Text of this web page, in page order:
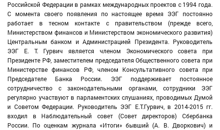
Российской Федерации в рамках международных проектов с 1994 года.
С момента своего появления по настоящее время ЭЭГ постоянно
работает в тесном контакте с правительством (прежде всего,
Министерством финансов и Министерством экономического развития)
Центральным банком и Администрацией Президента. Руководитель
ЭЭГ Е. Т. Гурвич является членом Экономического совета при
Президенте РФ, заместителем председателя Общественного совета при
Министерстве финансов РФ, членом Консультативного совета при
Председателе Банка России. ЭЭГ поддерживает постоянное
сотрудничество с законодательными органами, сотрудники ЭЭГ
регулярно участвуют в парламентских слушаниях, проводимых Думой
и Советом Федерации. Руководитель ЭЭГ Е.Т.Гурвич, в 2014-2015 гг.
входил в Наблюдательный совет (Совет директоров) Сбербанка
России. По оценкам журнала «Итоги» бывший (А. В. Дворкович) и